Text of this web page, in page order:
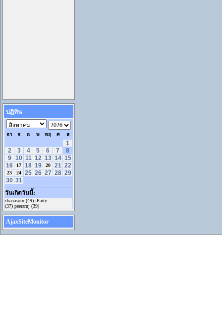
ปฏิทิน
อา จ อ พ พฤ ศ ส
1
2
3 4 5 6 7
8
9
10 11 12 13 14 15
16
17 18 19 20 21 22
23 24 25 26 27 28 29
30 31
วันเกิดวันนี้:
chanasorn (49) iParty
(37) peeraruj (39)
AjaxSiteMonitor